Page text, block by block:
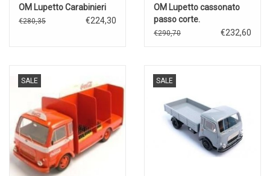
OM Lupetto Carabinieri
€280,35 €224,30
OM Lupetto cassonato
passo corte.
€290,70 €232,60
SALE SALE